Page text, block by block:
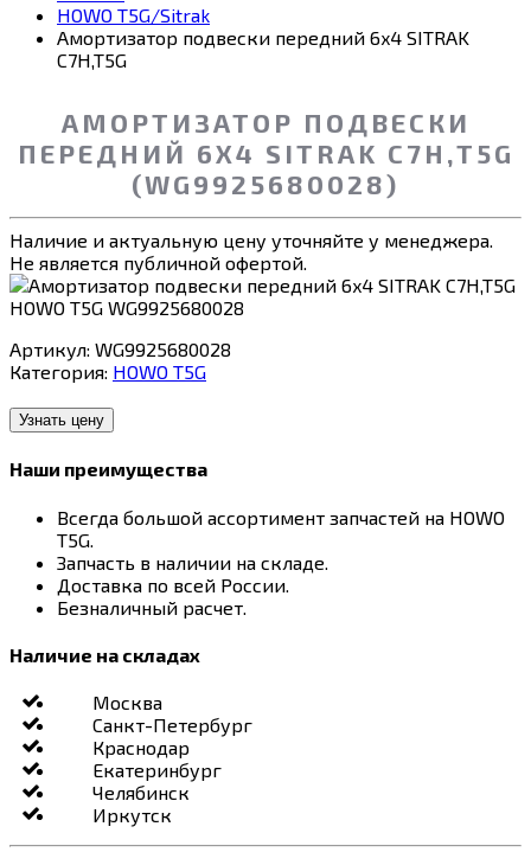
HOWO T5G/Sitrak
Амортизатор подвески передний 6x4 SITRAK
C7H,T5G
АМОРТИЗАТОР ПОДВЕСКИ
ПЕРЕДНИЙ 6X4 SITRAK C7H,T5G
(WG9925680028)
Наличие и актуальную цену уточняйте у менеджера.
Не является публичной офертой.
Артикул: WG9925680028
Категория: HOWO T5G
Узнать цену
Наши преимущества
Всегда большой ассортимент запчастей на HOWO
T5G.
Запчасть в наличии на складе.
Доставка по всей России.
Безналичный расчет.
Наличие на складах
Москва
Санкт-Петербург
Краснодар
Екатеринбург
Челябинск
Иркутск